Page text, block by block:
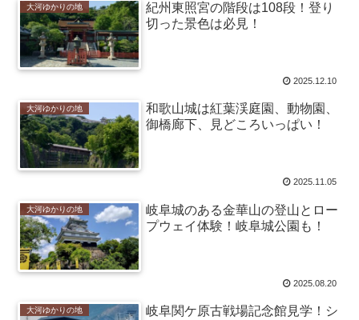
大河ゆかりの地
紀州東照宮の階段は108段！登り
切った景色は必見！
2025.12.10
大河ゆかりの地
和歌山城は紅葉渓庭園、動物園、
御橋廊下、見どころいっぱい！
2025.11.05
大河ゆかりの地
岐阜城のある金華山の登山とロー
プウェイ体験！岐阜城公園も！
2025.08.20
大河ゆかりの地
岐阜関ケ原古戦場記念館見学！シ